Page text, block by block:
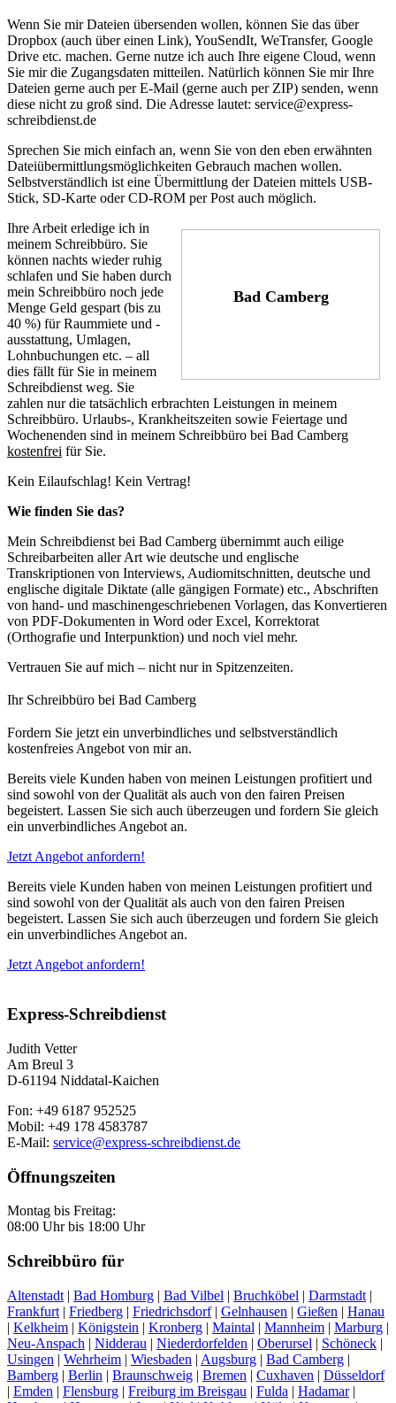
Wenn Sie mir Dateien übersenden wollen, können Sie das über
Dropbox (auch über einen Link), YouSendIt, WeTransfer, Google
Drive etc. machen. Gerne nutze ich auch Ihre eigene Cloud, wenn
Sie mir die Zugangsdaten mitteilen. Natürlich können Sie mir Ihre
Dateien gerne auch per E-Mail (gerne auch per ZIP) senden, wenn
diese nicht zu groß sind. Die Adresse lautet: service@express-
schreibdienst.de
Sprechen Sie mich einfach an, wenn Sie von den eben erwähnten
Dateiübermittlungsmöglichkeiten Gebrauch machen wollen.
Selbstverständlich ist eine Übermittlung der Dateien mittels USB-
Stick, SD-Karte oder CD-ROM per Post auch möglich.
Bad Camberg
Ihre Arbeit erledige ich in
meinem Schreibbüro. Sie
können nachts wieder ruhig
schlafen und Sie haben durch
mein Schreibbüro noch jede
Menge Geld gespart (bis zu
40 %) für Raummiete und -
ausstattung, Umlagen,
Lohnbuchungen etc. – all
dies fällt für Sie in meinem
Schreibdienst weg. Sie
zahlen nur die tatsächlich erbrachten Leistungen in meinem
Schreibbüro. Urlaubs-, Krankheitszeiten sowie Feiertage und
Wochenenden sind in meinem Schreibbüro bei Bad Camberg
kostenfrei für Sie.
Kein Eilaufschlag! Kein Vertrag!
Wie finden Sie das?
Mein Schreibdienst bei Bad Camberg übernimmt auch eilige
Schreibarbeiten aller Art wie deutsche und englische
Transkriptionen von Interviews, Audiomitschnitten, deutsche und
englische digitale Diktate (alle gängigen Formate) etc., Abschriften
von hand- und maschinengeschriebenen Vorlagen, das Konvertieren
von PDF-Dokumenten in Word oder Excel, Korrektorat
(Orthografie und Interpunktion) und noch viel mehr.
Vertrauen Sie auf mich – nicht nur in Spitzenzeiten.
Ihr Schreibbüro bei Bad Camberg
Fordern Sie jetzt ein unverbindliches und selbstverständlich
kostenfreies Angebot von mir an.
Bereits viele Kunden haben von meinen Leistungen profitiert und
sind sowohl von der Qualität als auch von den fairen Preisen
begeistert. Lassen Sie sich auch überzeugen und fordern Sie gleich
ein unverbindliches Angebot an.
Jetzt Angebot anfordern!
Bereits viele Kunden haben von meinen Leistungen profitiert und
sind sowohl von der Qualität als auch von den fairen Preisen
begeistert. Lassen Sie sich auch überzeugen und fordern Sie gleich
ein unverbindliches Angebot an.
Jetzt Angebot anfordern!
Express-Schreibdienst
Judith Vetter
Am Breul 3
D-61194 Niddatal-Kaichen
Fon: +49 6187 952525
Mobil: +49 178 4583787
E-Mail: service@express-schreibdienst.de
Öffnungszeiten
Montag bis Freitag:
08:00 Uhr bis 18:00 Uhr
Schreibbüro für
Altenstadt | Bad Homburg | Bad Vilbel | Bruchköbel | Darmstadt |
Frankfurt | Friedberg | Friedrichsdorf| Gelnhausen | Gießen | Hanau
| Kelkheim | Königstein | Kronberg | Maintal | Mannheim | Marburg |
Neu-Anspach | Nidderau | Niederdorfelden | Oberursel | Schöneck |
Usingen | Wehrheim | Wiesbaden | Augsburg | Bad Camberg |
Bamberg | Berlin | Braunschweig | Bremen | Cuxhaven | Düsseldorf
| Emden | Flensburg | Freiburg im Breisgau | Fulda | Hadamar|